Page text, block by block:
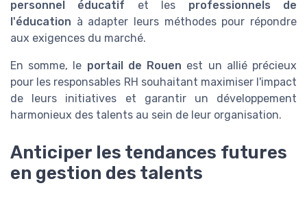
personnel éducatif et les professionnels de
l'éducation à adapter leurs méthodes pour répondre
aux exigences du marché.
En somme, le portail de Rouen est un allié précieux
pour les responsables RH souhaitant maximiser l'impact
de leurs initiatives et garantir un développement
harmonieux des talents au sein de leur organisation.
Anticiper les tendances futures
en gestion des talents